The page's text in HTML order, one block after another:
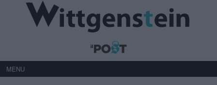
MENU